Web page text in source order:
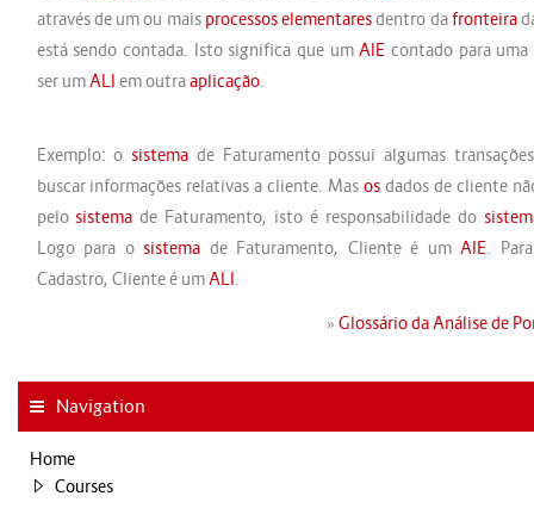
através de um ou mais processos elementaresdentro dafronteira
está sendo contada. Isto significa que umAIE contado para uma
ser umALI em outraaplicação.
Exemplo: osistema de Faturamento possui algumas
buscar informações relativas a cliente. Mas os dados de cliente
pelosistema de Faturamento, isto é responsabilidade do
Logo para osistema de Faturamento, Cliente é umAIE.
Cadastro, Cliente é umALI.
» Glossário da Análise de
Navigation
Home
Courses